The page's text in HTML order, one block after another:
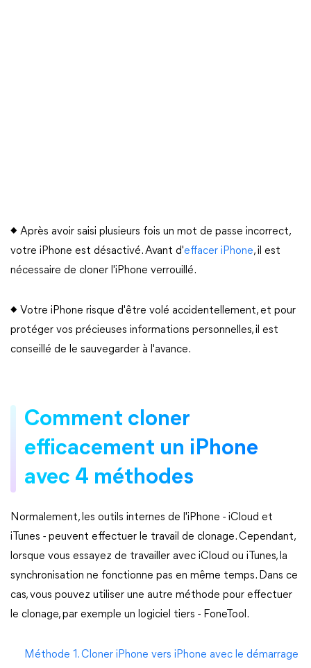
◆ Après avoir saisi plusieurs fois un mot de passe incorrect,
votre iPhone est désactivé. Avant d'effacer iPhone, il est
nécessaire de cloner l'iPhone verrouillé.
◆ Votre iPhone risque d'être volé accidentellement, et pour
protéger vos précieuses informations personnelles, il est
conseillé de le sauvegarder à l'avance.
Comment cloner
efficacement un iPhone
avec 4 méthodes
Normalement, les outils internes de l'iPhone - iCloud et
iTunes - peuvent effectuer le travail de clonage. Cependant,
lorsque vous essayez de travailler avec iCloud ou iTunes, la
synchronisation ne fonctionne pas en même temps. Dans ce
cas, vous pouvez utiliser une autre méthode pour effectuer
le clonage, par exemple un logiciel tiers - FoneTool.
Méthode 1. Cloner iPhone vers iPhone avec le démarrage